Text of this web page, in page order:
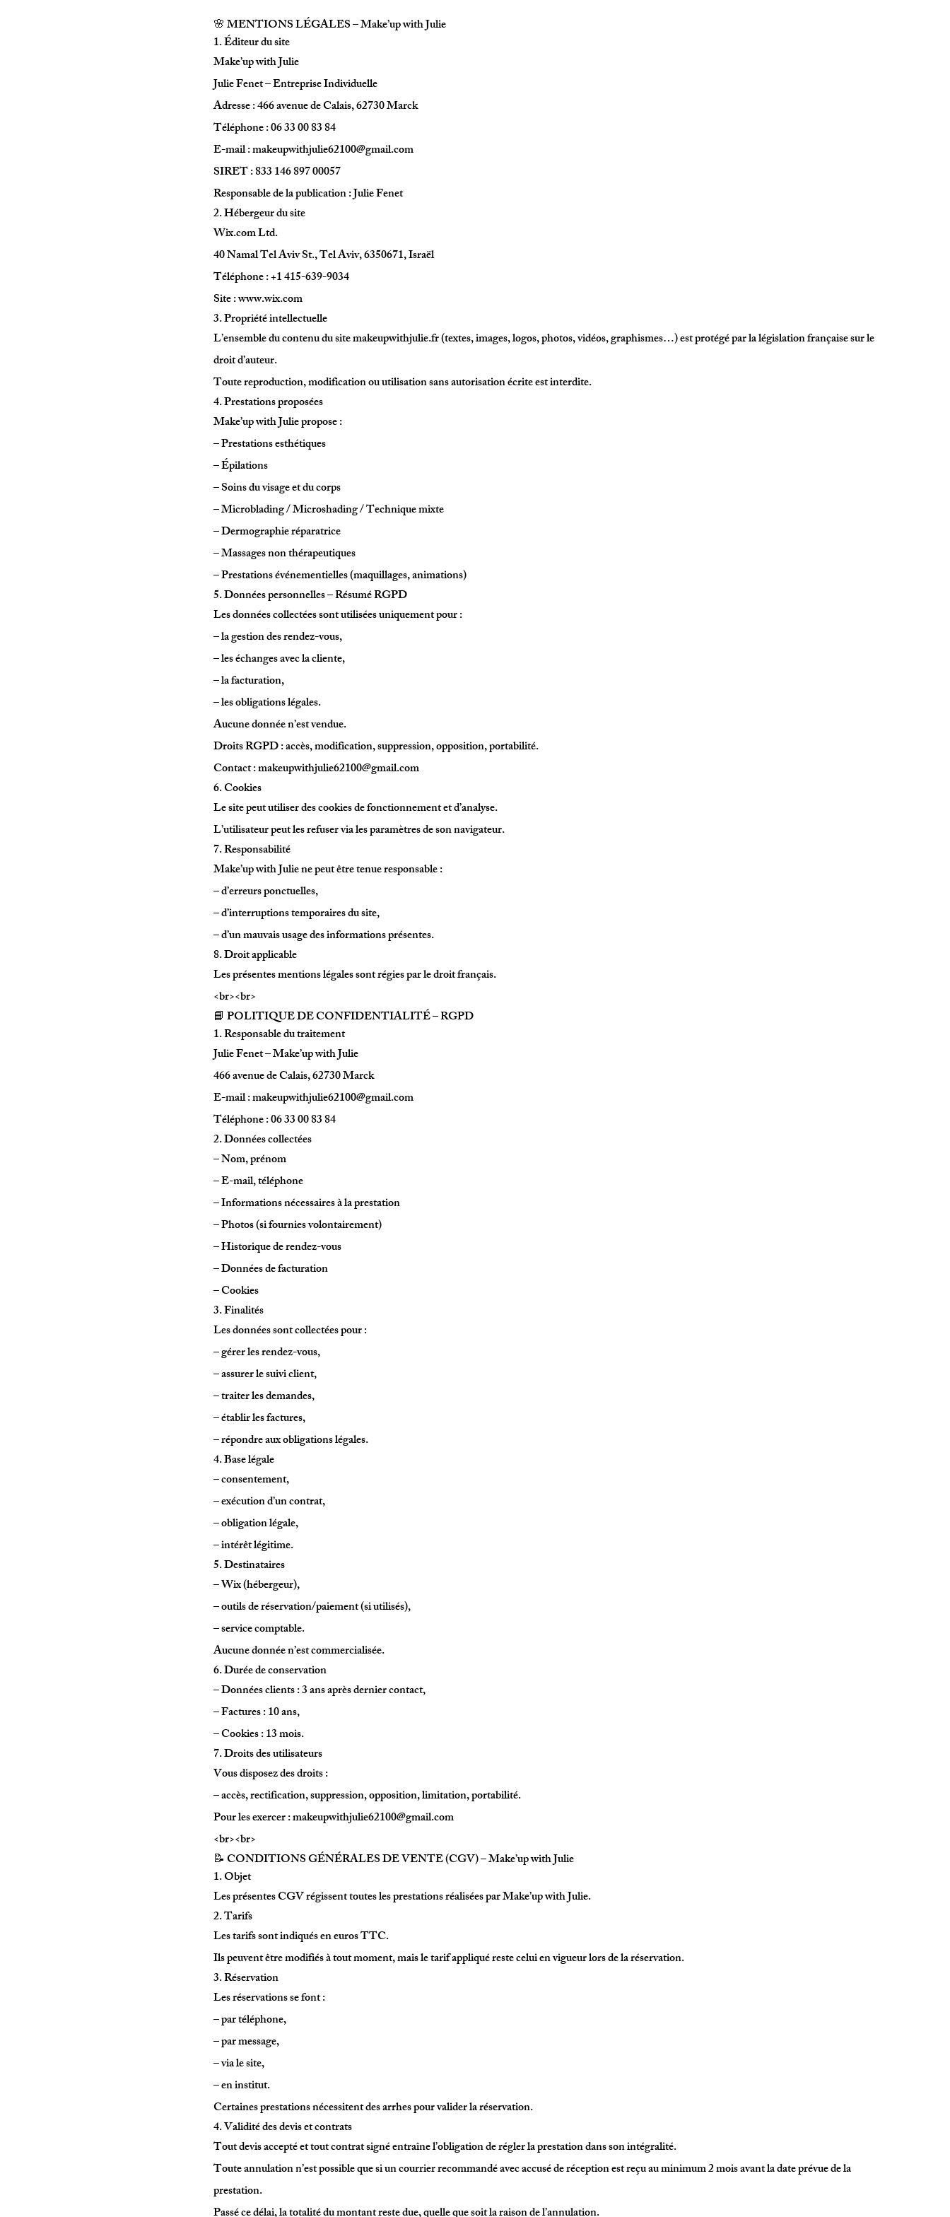
🌸 MENTIONS LÉGALES – Make’up with Julie
1. Éditeur du site
Make’up with Julie
Julie Fenet – Entreprise Individuelle
Adresse : 466 avenue de Calais, 62730 Marck
Téléphone : 06 33 00 83 84
E-mail : makeupwithjulie62100@gmail.com
SIRET : 833 146 897 00057
Responsable de la publication : Julie Fenet
2. Hébergeur du site
Wix.com Ltd.
40 Namal Tel Aviv St., Tel Aviv, 6350671, Israël
Téléphone : +1 415-639-9034
Site : www.wix.com
3. Propriété intellectuelle
L’ensemble du contenu du site makeupwithjulie.fr (textes, images, logos, photos, vidéos, graphismes…) est protégé par la législation française sur le
droit d’auteur.
Toute reproduction, modification ou utilisation sans autorisation écrite est interdite.
4. Prestations proposées
Make’up with Julie propose :
– Prestations esthétiques
– Épilations
– Soins du visage et du corps
– Microblading / Microshading / Technique mixte
– Dermographie réparatrice
– Massages non thérapeutiques
– Prestations événementielles (maquillages, animations)
5. Données personnelles – Résumé RGPD
Les données collectées sont utilisées uniquement pour :
– la gestion des rendez-vous,
– les échanges avec la cliente,
– la facturation,
– les obligations légales.
Aucune donnée n’est vendue.
Droits RGPD : accès, modification, suppression, opposition, portabilité.
Contact : makeupwithjulie62100@gmail.com
6. Cookies
Le site peut utiliser des cookies de fonctionnement et d’analyse.
L’utilisateur peut les refuser via les paramètres de son navigateur.
7. Responsabilité
Make’up with Julie ne peut être tenue responsable :
– d’erreurs ponctuelles,
– d’interruptions temporaires du site,
– d’un mauvais usage des informations présentes.
8. Droit applicable
Les présentes mentions légales sont régies par le droit français.
<br><br>
📘 POLITIQUE DE CONFIDENTIALITÉ – RGPD
1. Responsable du traitement
Julie Fenet – Make’up with Julie
466 avenue de Calais, 62730 Marck
E-mail : makeupwithjulie62100@gmail.com
Téléphone : 06 33 00 83 84
2. Données collectées
– Nom, prénom
– E-mail, téléphone
– Informations nécessaires à la prestation
– Photos (si fournies volontairement)
– Historique de rendez-vous
– Données de facturation
– Cookies
3. Finalités
Les données sont collectées pour :
– gérer les rendez-vous,
– assurer le suivi client,
– traiter les demandes,
– établir les factures,
– répondre aux obligations légales.
4. Base légale
– consentement,
– exécution d’un contrat,
– obligation légale,
– intérêt légitime.
5. Destinataires
– Wix (hébergeur),
– outils de réservation/paiement (si utilisés),
– service comptable.
Aucune donnée n’est commercialisée.
6. Durée de conservation
– Données clients : 3 ans après dernier contact,
– Factures : 10 ans,
– Cookies : 13 mois.
7. Droits des utilisateurs
Vous disposez des droits :
– accès, rectification, suppression, opposition, limitation, portabilité.
Pour les exercer : makeupwithjulie62100@gmail.com
<br><br>
📝 CONDITIONS GÉNÉRALES DE VENTE (CGV) – Make’up with Julie
1. Objet
Les présentes CGV régissent toutes les prestations réalisées par Make’up with Julie.
2. Tarifs
Les tarifs sont indiqués en euros TTC.
Ils peuvent être modifiés à tout moment, mais le tarif appliqué reste celui en vigueur lors de la réservation.
3. Réservation
Les réservations se font :
– par téléphone,
– par message,
– via le site,
– en institut.
Certaines prestations nécessitent des arrhes pour valider la réservation.
4. Validité des devis et contrats
Tout devis accepté et tout contrat signé entraîne l’obligation de régler la prestation dans son intégralité.
Toute annulation n’est possible que si un courrier recommandé avec accusé de réception est reçu au minimum 2 mois avant la date prévue de la
prestation.